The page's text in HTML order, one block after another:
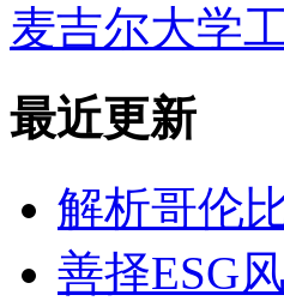
麦吉尔大学
最近更新
解析哥伦
善择ESG